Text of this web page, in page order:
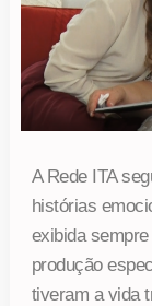
A Rede ITA
histórias
exibida
produção
tiveram a vida